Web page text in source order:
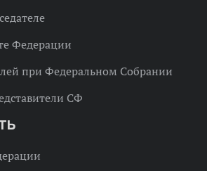
Федерации
при Федеральном Собрании
СФ